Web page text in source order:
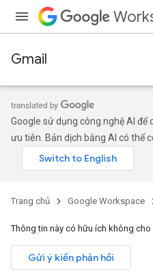
Gmail
Google sử dụng công nghệ AI
ưu tiên. Bản dịch bằng AI có thể
Trang chủ Google Workspace
Thông tin này có hữu ích không
Gửi ý kiến phản hồi